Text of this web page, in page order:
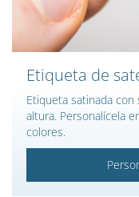
Etiqueta de
Etiqueta satinada
altura. Personalícela
colores.